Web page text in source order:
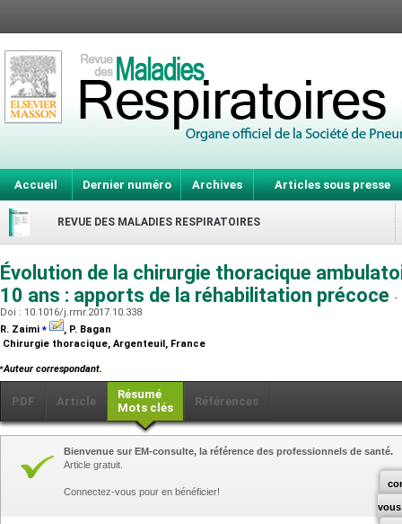
Accueil Dernier numéro Archives Articles sous presse
REVUE DES MALADIES RESPIRATOIRES
Évolution de la chirurgie thoracique
10 ans : apports de la réhabilitation précoce -
Doi : 10.1016/j.rmr.2017.10.338
R. Zaimi ⁎
, P. Bagan
Chirurgie thoracique, Argenteuil, France
⁎Auteur correspondant.
PDF Article
Résumé
Mots clés
Références
vous
Bienvenue sur EM-consulte, la référence des professionnels de santé.
Article gratuit.
Connectez-vous pour en bénéficier!